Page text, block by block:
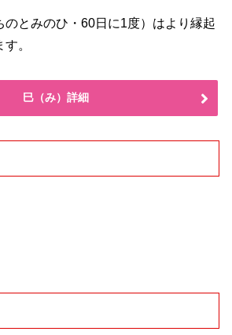
のとみのひ・60日に1度）はより縁起
。
巳（み）詳細